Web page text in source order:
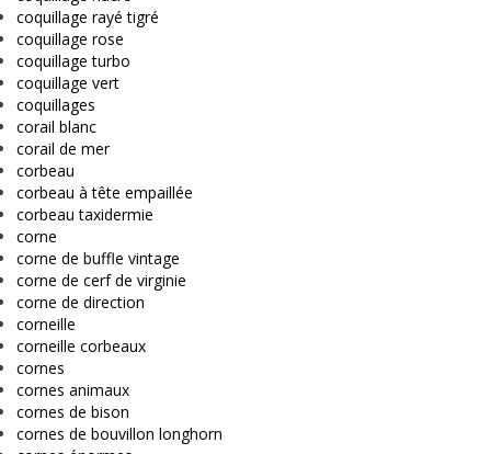
coquillage rayé tigré
coquillage rose
coquillage turbo
coquillage vert
coquillages
corail blanc
corail de mer
corbeau
corbeau à tête empaillée
corbeau taxidermie
corne
corne de buffle vintage
corne de cerf de virginie
corne de direction
corneille
corneille corbeaux
cornes
cornes animaux
cornes de bison
cornes de bouvillon longhorn